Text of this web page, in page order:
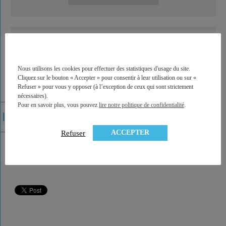
Nous utilisons les cookies pour effectuer des statistiques d'usage du site.
Cliquez sur le bouton « Accepter » pour consentir à leur utilisation ou sur «
Refuser » pour vous y opposer (à l’exception de ceux qui sont strictement
nécessaires).
Pour en savoir plus, vous pouvez lire notre politique de confidentialité.
Refuser ACCEPTER